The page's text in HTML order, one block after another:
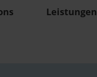
Leistungen